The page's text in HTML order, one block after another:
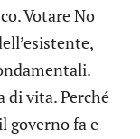
Votare No
di vita. Perché
governo fa e